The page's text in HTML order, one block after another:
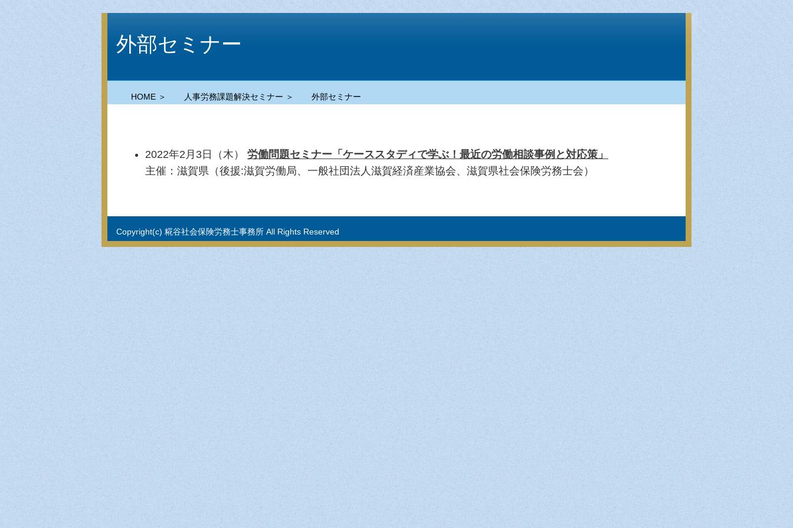
外部セミナー
HOME ＞ 人事労務課題解決セミナー ＞ 外部セミナー
2022年2月3日（木） 労働問題セミナー「ケーススタディで学ぶ！最近の労働相談事例と対応策」
主催：滋賀県（後援:滋賀労働局、一般社団法人滋賀経済産業協会、滋賀県社会保険労務士会）
Copyright(c) 糀谷社会保険労務士事務所 All Rights Reserved